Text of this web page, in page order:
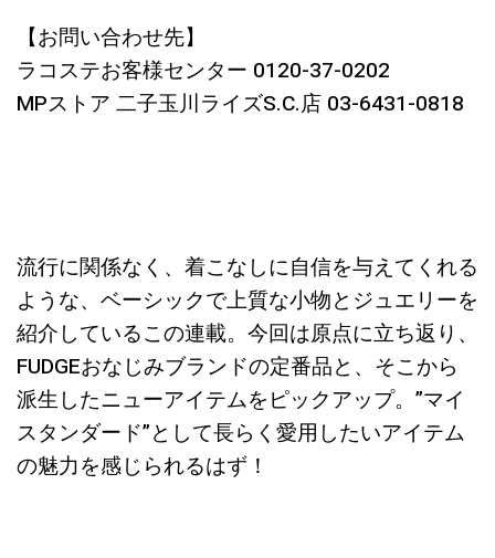
【お問い合わせ先】
ラコステお客様センター 0120-37-0202
MPストア 二子玉川ライズS.C.店 03-6431-0818
流行に関係なく、着こなしに自信を与えてくれる
ような、ベーシックで上質な小物とジュエリーを
紹介しているこの連載。今回は原点に立ち返り、
FUDGEおなじみブランドの定番品と、そこから
派生したニューアイテムをピックアップ。”マイ
スタンダード”として長らく愛用したいアイテム
の魅力を感じられるはず！